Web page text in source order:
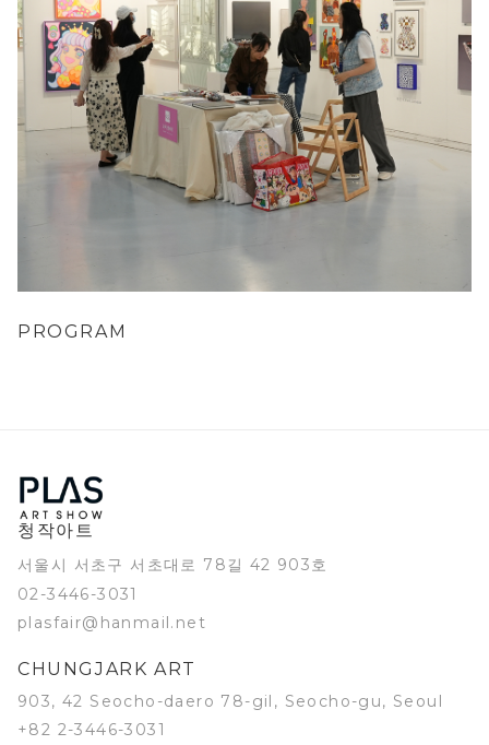
PROGRAM
청작아트
서울시 서초구 서초대로 78길 42 903호
02-3446-3031
plasfair@hanmail.net
CHUNGJARK ART
903, 42 Seocho-daero 78-gil, Seocho-gu, Seoul
+82 2-3446-3031